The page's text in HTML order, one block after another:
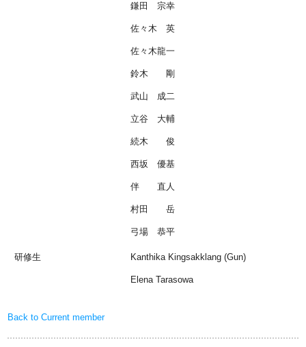
鎌田 宗幸
佐々木 英
佐々木龍一
鈴木 剛
武山 成二
立谷 大輔
続木 俊
西坂 優基
伴 直人
村田 岳
弓場 恭平
研修生 Kanthika Kingsakklang (Gun)
Elena Tarasowa
Back to Current member